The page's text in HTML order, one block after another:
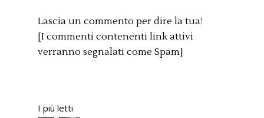
Lascia un commento per dire la tua!
[I commenti contenenti link attivi
verranno segnalati come Spam]
I più letti